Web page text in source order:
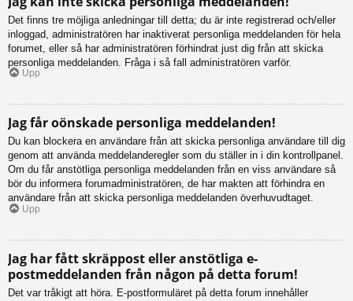
Det finns tre möjliga anledningar till detta; du är inte registrerad och/eller
inloggad, administratören har inaktiverat personliga meddelanden för hela
forumet, eller så har administratören förhindrat just dig från att skicka
personliga meddelanden. Fråga i så fall administratören varför.
Upp
Jag får oönskade personliga meddelanden!
Du kan blockera en användare från att skicka personliga användare till dig
genom att använda meddelanderegler som du ställer in i din kontrollpanel.
Om du får anstötliga personliga meddelanden från en viss användare så
bör du informera forumadministratören, de har makten att förhindra en
användare från att skicka personliga meddelanden överhuvudtaget.
Upp
Jag har fått skräppost eller anstötliga e-
postmeddelanden från någon på detta forum!
Det var tråkigt att höra. E-postformuläret på detta forum innehåller